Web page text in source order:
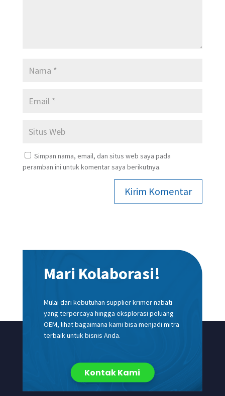
Simpan nama, email, dan situs web saya pada
peramban ini untuk komentar saya berikutnya.
Kirim Komentar
Mari Kolaborasi!
Mulai dari kebutuhan supplier krimer nabati
yang terpercaya hingga eksplorasi peluang
OEM, lihat bagaimana kami bisa menjadi mitra
terbaik untuk bisnis Anda.
Kontak Kami